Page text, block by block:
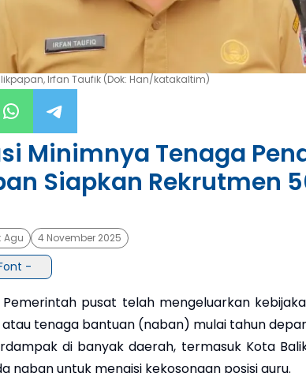
Irfan Taufik (Dok: Han/katakaltim)
Minimnya Tenaga
Siapkan Rekrutmen
Agu 4 November 2025
-
pusat telah mengeluarkan
tenaga bantuan (naban) mulai tahun
di banyak daerah, termasuk Kota
naban untuk mengisi kekosongan posisi guru.